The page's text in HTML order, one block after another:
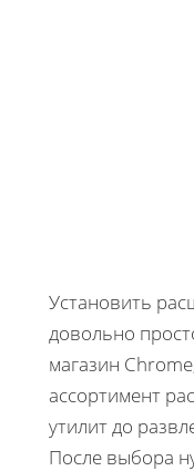
Установить
довольно
магазин
ассортимент
утилит до
После выбора